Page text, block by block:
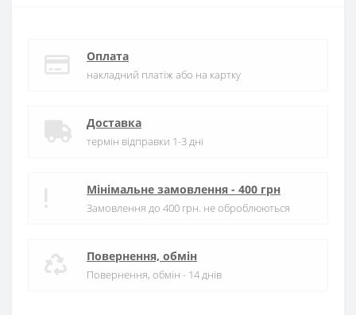
Оплата
накладний платіж або на картку
Доставка
термін відправки 1-3 дні
Мінімальне замовлення - 400 грн
Замовлення до 400 грн. не оброблюються
Повернення, обмін
Повернення, обмін - 14 днів